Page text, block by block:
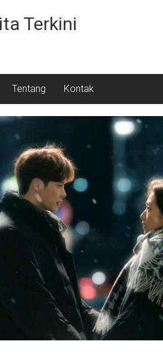
Terkini
Tentang Kontak